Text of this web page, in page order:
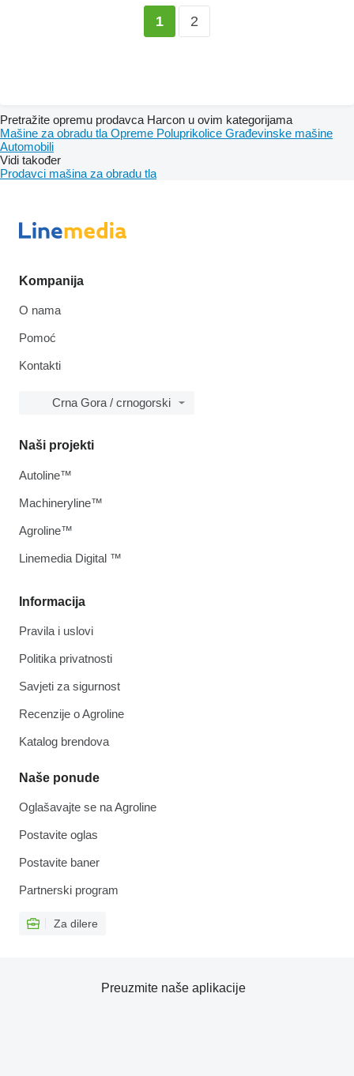
1 2
Pretražite opremu prodavca Harcon u ovim kategorijama
Mašine za obradu tla Opreme Poluprikolice Građevinske mašine
Automobili
Vidi također
Prodavci mašina za obradu tla
Kompanija
O nama
Pomoć
Kontakti
Crna Gora / crnogorski
Informacija
Pravila i uslovi
Politika privatnosti
Savjeti za sigurnost
Recenzije o Agroline
Katalog brendova
Naše ponude
Oglašavajte se na Agroline
Postavite oglas
Postavite baner
Partnerski program
Za dilere
Naši projekti
Autoline™
Machineryline™
Agroline™
Linemedia Digital ™
Preuzmite naše aplikacije